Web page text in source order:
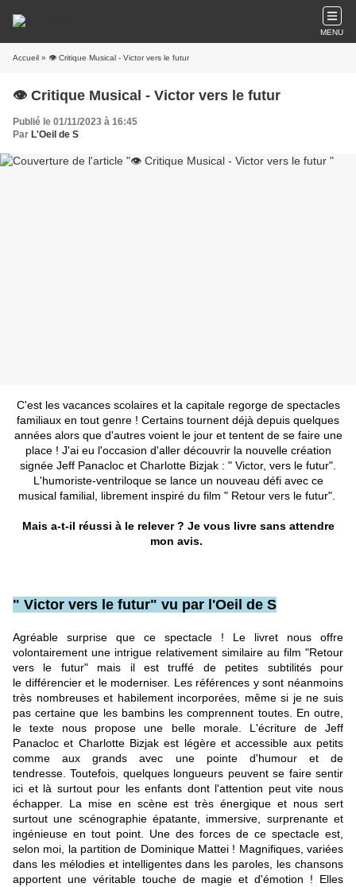
MENU
Accueil » 👁️ Critique Musical - Victor vers le futur
👁️ Critique Musical - Victor vers le futur
Publié le 01/11/2023 à 16:45
Par L'Oeil de S
C'est les vacances scolaires et la capitale regorge de spectacles
familiaux en tout genre ! Certains tournent déjà depuis quelques
années alors que d'autres voient le jour et tentent de se faire une
place ! J'ai eu l'occasion d'aller découvrir la nouvelle création
signée Jeff Panacloc et Charlotte Bizjak : " Victor, vers le futur".
L'humoriste-ventriloque se lance un nouveau défi avec ce
musical familial, librement inspiré du film " Retour vers le futur".
Mais a-t-il réussi à le relever ? Je vous livre sans attendre
mon avis.
" Victor vers le futur" vu par l'Oeil de S
Agréable surprise que ce spectacle ! Le livret nous offre
volontairement une intrigue relativement similaire au film "Retour
vers le futur" mais il est truffé de petites subtilités pour
le différencier et le moderniser. Les références y sont néanmoins
très nombreuses et habilement incorporées, même si je ne suis
pas certaine que les bambins les comprennent toutes. En outre,
le texte nous propose une belle morale. L'écriture de Jeff
Panacloc et Charlotte Bizjak est légère et accessible aux petits
comme aux grands avec une pointe d'humour et de
tendresse. Toutefois, quelques longueurs peuvent se faire sentir
ici et là surtout pour les enfants dont l'attention peut vite nous
échapper. La mise en scène est très énergique et nous sert
surtout une scénographie épatante, immersive, surprenante et
ingénieuse en tout point. Une des forces de ce spectacle est,
selon moi, la partition de Dominique Mattei ! Magnifiques, variées
dans les mélodies et intelligentes dans les paroles, les chansons
apportent une véritable touche de magie et d'émotion ! Elles